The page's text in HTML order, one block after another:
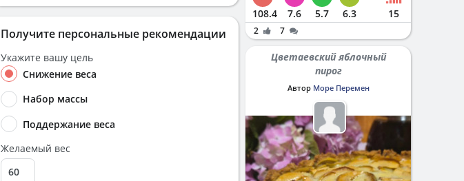
Получите персональные рекомендации
Укажите вашу цель
Снижение веса
Набор массы
Поддержание веса
Желаемый вес
108.4 7.6 5.7 6.3 15
2 7
Цветаевский яблочный
пирог
Автор Море Перемен